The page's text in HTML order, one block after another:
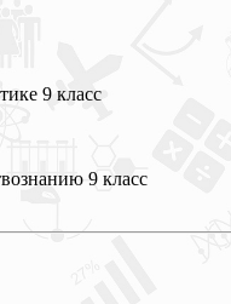
9 класс
9 класс